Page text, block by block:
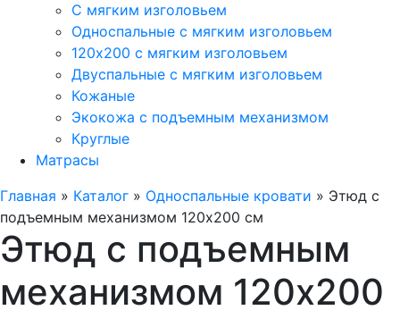
С мягким изголовьем
Односпальные с мягким изголовьем
120х200 с мягким изголовьем
Двуспальные с мягким изголовьем
Кожаные
Экокожа с подъемным механизмом
Круглые
Матрасы
Главная » Каталог » Односпальные кровати » Этюд с
подъемным механизмом 120х200 см
Этюд с подъемным
механизмом 120х200